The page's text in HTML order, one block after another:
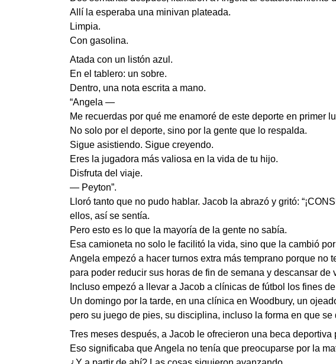
Allí la esperaba una minivan plateada.
Limpia.
Con gasolina.
Atada con un listón azul.
En el tablero: un sobre.
Dentro, una nota escrita a mano.
“Angela —
Me recuerdas por qué me enamoré de este deporte en primer
No solo por el deporte, sino por la gente que lo respalda.
Sigue asistiendo. Sigue creyendo.
Eres la jugadora más valiosa en la vida de tu hijo.
Disfruta del viaje.
— Peyton”.
Lloró tanto que no pudo hablar. Jacob la abrazó y gritó:
ellos, así se sentía.
Pero esto es lo que la mayoría de la gente no sabía.
Esa camioneta no solo le facilitó la vida, sino que la cambió
Angela empezó a hacer turnos extra más temprano porque
para poder reducir sus horas de fin de semana y descansar de
Incluso empezó a llevar a Jacob a clínicas de fútbol los fines
Un domingo por la tarde, en una clínica en Woodbury, un
pero su juego de pies, su disciplina, incluso la forma en que
Tres meses después, a Jacob le ofrecieron una beca deportiva
Eso significaba que Angela no tenía que preocuparse por la